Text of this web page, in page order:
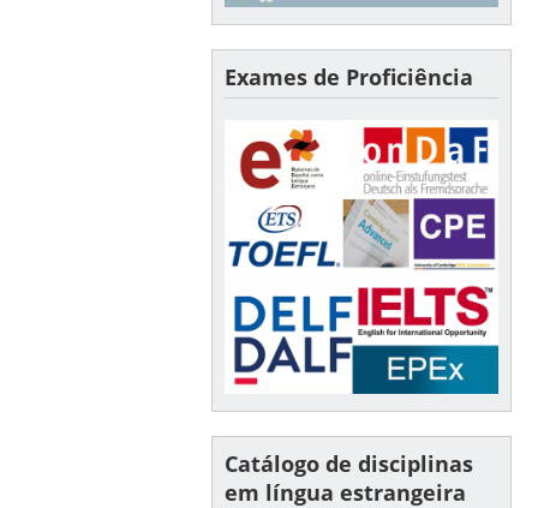
Exames de Proficiência
Catálogo de disciplinas
em língua estrangeira